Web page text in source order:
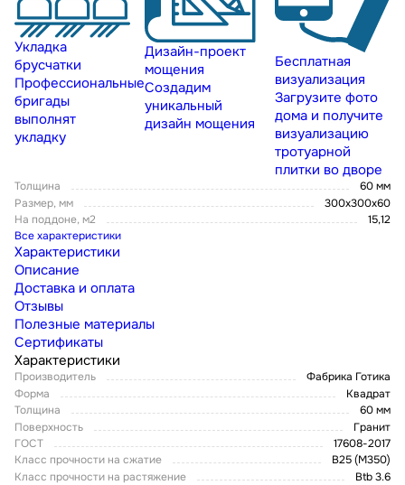
Укладка
брусчатки
Профессиональные
бригады
выполнят
укладку
Дизайн-проект
мощения
Создадим
уникальный
дизайн мощения
Бесплатная
визуализация
Загрузите фото
дома и получите
визуализацию
тротуарной
плитки во дворе
Толщина
60 мм
Размер, мм
300х300х60
На поддоне, м2
15,12
Все характеристики
Характеристики
Описание
Доставка и оплата
Отзывы
Полезные материалы
Сертификаты
Характеристики
Производитель
Фабрика Готика
Форма
Квадрат
Толщина
60 мм
Поверхность
Гранит
ГОСТ
17608-2017
Класс прочности на сжатие
В25 (М350)
Класс прочности на растяжение
Btb 3.6